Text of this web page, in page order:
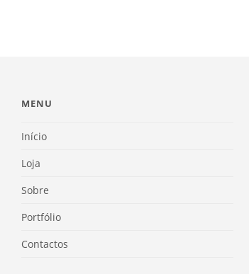
MENU
Início
Loja
Sobre
Portfólio
Contactos